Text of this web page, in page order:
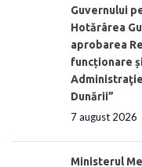
Guvernului
Hotărârea
aprobarea
funcționare
Dunării”
7 august 2026
Ministerul